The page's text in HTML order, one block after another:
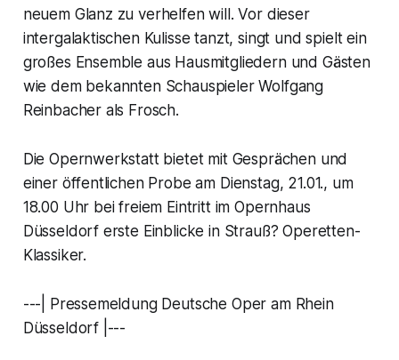
neuem Glanz zu verhelfen will. Vor dieser
intergalaktischen Kulisse tanzt, singt und spielt ein
großes Ensemble aus Hausmitgliedern und Gästen
wie dem bekannten Schauspieler Wolfgang
Reinbacher als Frosch.
Die Opernwerkstatt bietet mit Gesprächen und
einer öffentlichen Probe am Dienstag, 21.01., um
18.00 Uhr bei freiem Eintritt im Opernhaus
Düsseldorf erste Einblicke in Strauß? Operetten-
Klassiker.
---| Pressemeldung Deutsche Oper am Rhein
Düsseldorf |---